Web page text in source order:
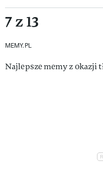
7 z 13
MEMY.PL
Najlepsze memy z okazji